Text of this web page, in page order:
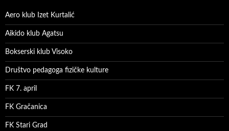
Aero klub Izet Kurtalić
Aikido klub Agatsu
Bokserski klub Visoko
Društvo pedagoga fizičke kulture
FK 7. april
FK Gračanica
FK Stari Grad